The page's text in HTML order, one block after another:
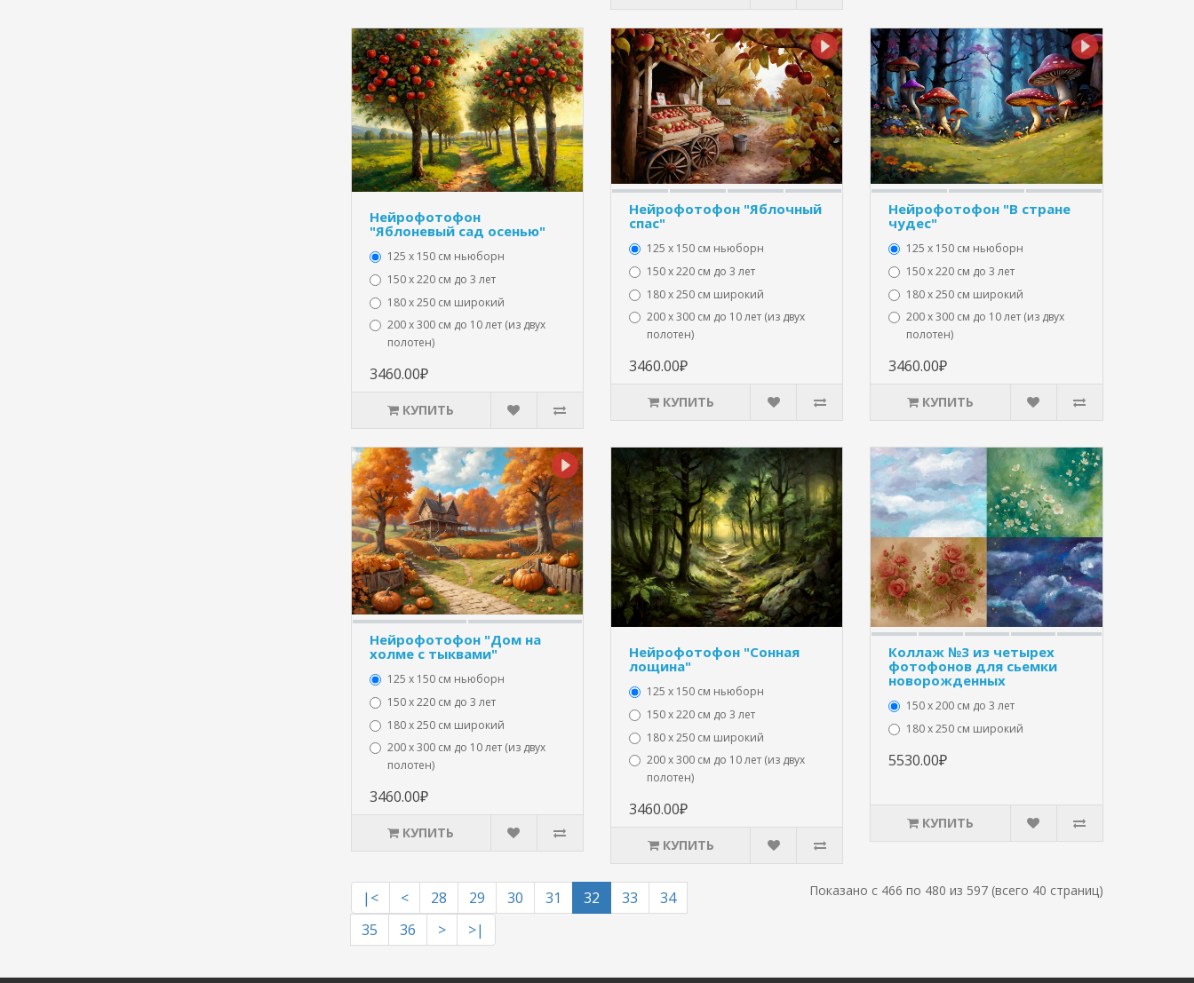
Нейрофотофон
"Яблоневый сад осенью"
125 x 150 см ньюборн
150 х 220 см до 3 лет
180 х 250 см широкий
200 х 300 см до 10 лет (из двух
полотен)
3460.00₽
КУПИТЬ
Нейрофотофон "Яблочный
спас"
125 x 150 см ньюборн
150 х 220 см до 3 лет
180 х 250 см широкий
200 х 300 см до 10 лет (из двух
полотен)
3460.00₽
КУПИТЬ
Нейрофотофон "В стране
чудес"
125 x 150 см ньюборн
150 х 220 см до 3 лет
180 х 250 см широкий
200 х 300 см до 10 лет (из двух
полотен)
3460.00₽
КУПИТЬ
Нейрофотофон "Дом на
холме с тыквами"
125 x 150 см ньюборн
150 х 220 см до 3 лет
180 х 250 см широкий
200 х 300 см до 10 лет (из двух
полотен)
3460.00₽
КУПИТЬ
Нейрофотофон "Сонная
лощина"
125 x 150 см ньюборн
150 х 220 см до 3 лет
180 х 250 см широкий
200 х 300 см до 10 лет (из двух
полотен)
3460.00₽
КУПИТЬ
Коллаж №3 из четырех
фотофонов для сьемки
новорожденных
150 х 200 см до 3 лет
180 х 250 см широкий
5530.00₽
КУПИТЬ
|< < 28 29 30 31 32 33
34
35
36 > >|
Показано с 466 по 480 из 597 (всего 40 страниц)